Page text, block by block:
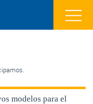
modelos para el